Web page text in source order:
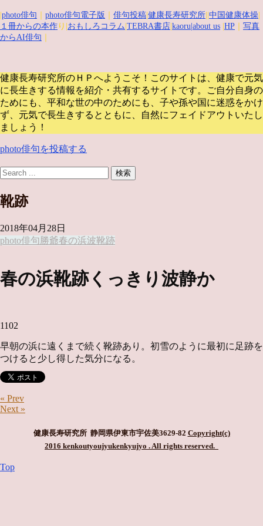
photo俳句 photo俳句電子版 俳句投稿 健康長寿研究所 中国健康体操
１冊からの本作 り| おもしろコラム TEBRA書店 kaoru |about us HP
写真
からAI俳句
健康長寿研究所のＨＰへようこそ！このサイトは、健康で元気
に長生きする情報を紹介・共有するサイトです。
ご自分自身の
ためにも、平和な世の中のためにも、子や孫や国に迷惑をかけ
ず、元気で長生きするとともに、自然にフェイドアウトいたし
ましょう！
photo俳句を投稿する
靴跡
2018年04月28日
photo俳句 勝爺春の浜波靴跡
春の浜靴跡くっきり波静か
1102
早朝の浜に遠くまで続く靴跡あり。初雪のように最初に足跡を
つけると少し得した気分になる。
« Prev
Next »
健康長寿研究所 静岡県伊東市宇佐美3629-82 Copyright(c)
2016 kenkoutyoujyukenkyujyo . All rights reserved.
Top